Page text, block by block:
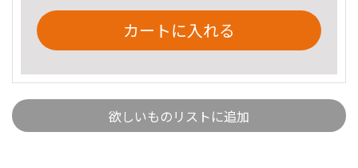
カートに入れる
欲しいものリストに追加